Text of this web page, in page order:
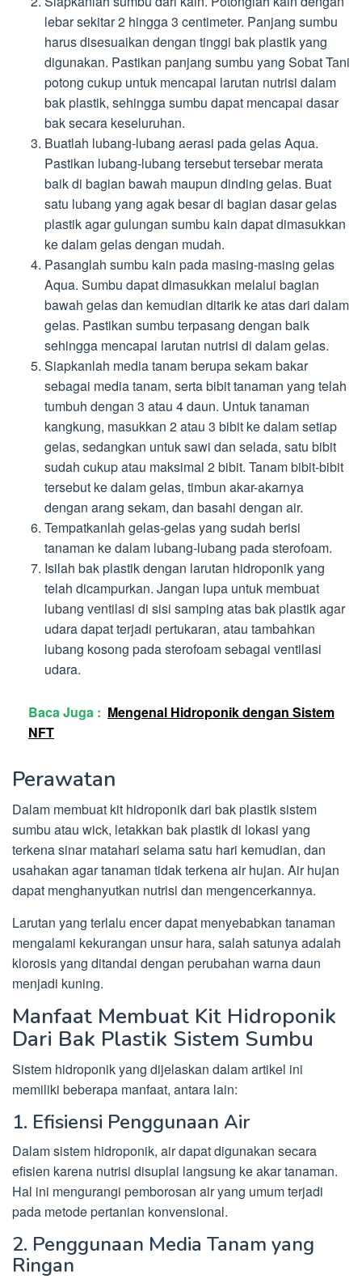
lebar sekitar 2 hingga 3 centimeter. Panjang sumbu
harus disesuaikan dengan tinggi bak plastik yang
digunakan. Pastikan panjang sumbu yang Sobat Tani
potong cukup untuk mencapai larutan nutrisi dalam
bak plastik, sehingga sumbu dapat mencapai dasar
bak secara keseluruhan.
Buatlah lubang-lubang aerasi pada gelas Aqua.
Pastikan lubang-lubang tersebut tersebar merata
baik di bagian bawah maupun dinding gelas. Buat
satu lubang yang agak besar di bagian dasar gelas
plastik agar gulungan sumbu kain dapat dimasukkan
ke dalam gelas dengan mudah.
Pasanglah sumbu kain pada masing-masing gelas
Aqua. Sumbu dapat dimasukkan melalui bagian
bawah gelas dan kemudian ditarik ke atas dari dalam
gelas. Pastikan sumbu terpasang dengan baik
sehingga mencapai larutan nutrisi di dalam gelas.
Siapkanlah media tanam berupa sekam bakar
sebagai media tanam, serta bibit tanaman yang telah
tumbuh dengan 3 atau 4 daun. Untuk tanaman
kangkung, masukkan 2 atau 3 bibit ke dalam setiap
gelas, sedangkan untuk sawi dan selada, satu bibit
sudah cukup atau maksimal 2 bibit. Tanam bibit-bibit
tersebut ke dalam gelas, timbun akar-akarnya
dengan arang sekam, dan basahi dengan air.
Tempatkanlah gelas-gelas yang sudah berisi
tanaman ke dalam lubang-lubang pada sterofoam.
Isilah bak plastik dengan larutan hidroponik yang
telah dicampurkan. Jangan lupa untuk membuat
lubang ventilasi di sisi samping atas bak plastik agar
udara dapat terjadi pertukaran, atau tambahkan
lubang kosong pada sterofoam sebagai ventilasi
udara.
Baca Juga : Mengenal Hidroponik dengan Sistem
NFT
Perawatan
Dalam membuat kit hidroponik dari bak plastik sistem
sumbu atau wick, letakkan bak plastik di lokasi yang
terkena sinar matahari selama satu hari kemudian, dan
usahakan agar tanaman tidak terkena air hujan. Air hujan
dapat menghanyutkan nutrisi dan mengencerkannya.
Larutan yang terlalu encer dapat menyebabkan tanaman
mengalami kekurangan unsur hara, salah satunya adalah
klorosis yang ditandai dengan perubahan warna daun
menjadi kuning.
Manfaat Membuat Kit Hidroponik
Dari Bak Plastik Sistem Sumbu
Sistem hidroponik yang dijelaskan dalam artikel ini
memiliki beberapa manfaat, antara lain:
1. Efisiensi Penggunaan Air
Dalam sistem hidroponik, air dapat digunakan secara
efisien karena nutrisi disuplai langsung ke akar tanaman.
Hal ini mengurangi pemborosan air yang umum terjadi
pada metode pertanian konvensional.
2. Penggunaan Media Tanam yang
Ringan